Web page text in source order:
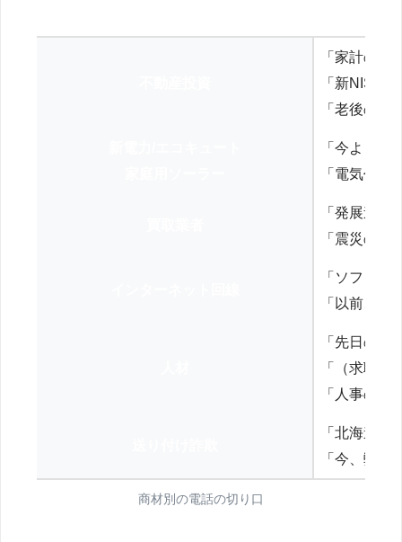
「家計の見
「新NISA
「老後の
「今より
「電気代を
「発展途
「震災の
「ソフト
「以前、
「先日の
「（求職
「人事の方
「北海道
「今、弊
商材別の電話の切り口